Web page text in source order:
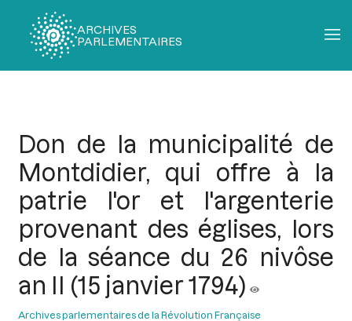
ARCHIVES
PARLEMENTAIRES
Don de la municipalité de
Montdidier, qui offre à la
patrie l'or et l'argenterie
provenant des églises, lors
de la séance du 26 nivôse
an II (15 janvier 1794)
Archives parlementaires de la Révolution Française